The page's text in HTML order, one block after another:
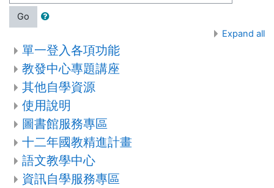
Go
Expand all
單一登入各項功能
教發中心專題講座
其他自學資源
使用說明
圖書館服務專區
十二年國教精進計畫
語文教學中心
資訊自學服務專區